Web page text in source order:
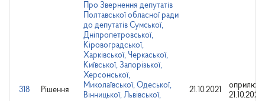
318 Рішення
Про Звернення депутатів
Полтавської обласної ради
до депутатів Сумської,
Дніпропетровської,
Кіровоградської,
Харківської, Черкаської,
Київської, Запорізької,
Херсонської,
Миколаївської, Одеської,
Вінницької, Львівської,
21.10.2021
21.10.2021